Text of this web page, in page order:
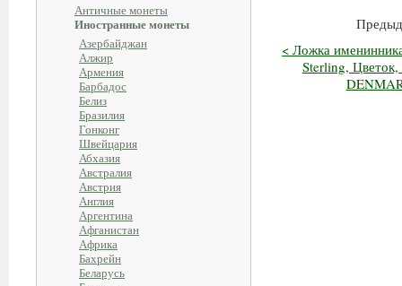
Античные монеты
Иностранные монеты
Азербайджан
Алжир
Армения
Барбадос
Белиз
Бразилия
Гонконг
Швейцария
Абхазия
Австралия
Австрия
Англия
Аргентина
Афганистан
Африка
Бахрейн
Беларусь
< Ложка
Sterling,